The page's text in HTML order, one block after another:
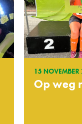
15
Op weg